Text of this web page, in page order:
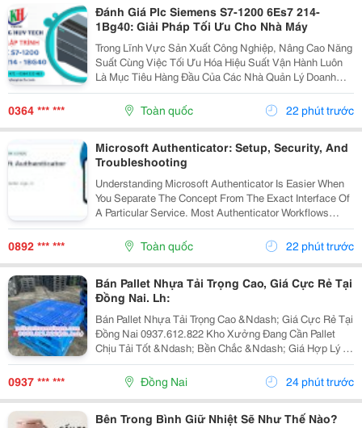
Đánh Giá Plc Siemens S7-1200 6Es7 214-
1Bg40: Giải Pháp Tối Ưu Cho Nhà Máy
Trong Lĩnh Vực Sản Xuất Công Nghiệp, Nâng Cao Năng
Suất Cùng Việc Tối Ưu Hóa Hiệu Suất Vận Hành Luôn
Là Mục Tiêu Hàng Đầu Của Các Nhà Quản Lý Doanh
Nghiệp. Để Hỗ Trợ Các Dây Chuyền Và Hệ Thống Tự
Động Hóa Làm Việc Chính Xác, Mượt Mà Hơn, Một
Thiết Bị...
0364 *** *** Toàn quốc 22 phút trước
Microsoft Authenticator: Setup, Security, And
Troubleshooting
Understanding Microsoft Authenticator Is Easier When
You Separate The Concept From The Exact Interface Of
A Particular Service. Most Authenticator Workflows
Connect An Account To An App, Device, Or Verification
Method And Then Request A Changing Code...
0892 *** *** Toàn quốc 22 phút trước
Bán Pallet Nhựa Tải Trọng Cao, Giá Cực Rẻ Tại
Đồng Nai. Lh:
Bán Pallet Nhựa Tải Trọng Cao &Ndash; Giá Cực Rẻ Tại
Đồng Nai 0937.612.822 Kho Xưởng Đang Cần Pallet
Chịu Tải Tốt &Ndash; Bền Chắc &Ndash; Giá Hợp Lý ?
Có Ngay Đây Ạ! Pallet Nhựa Tải Trọng Cao &Ndash;
Chuyên Dùng: ✅ Kê Hàng Hóa, Máy Móc, Nguyên...
0937 *** *** Đồng Nai 24 phút trước
Bên Trong Bình Giữ Nhiệt Sẽ Như Thế Nào?